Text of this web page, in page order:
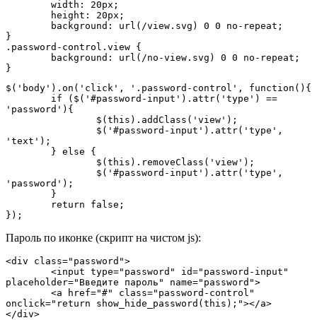
}
.password-control.view {
}
$('body').on('click', '.password-control', function(){
'password'){
'text');
'password');
});
Пароль по иконке (скрипт на чистом js):
<div class="password">
placeholder="Введите пароль" name="password">
onclick="return show_hide_password(this);"></a>
</div>